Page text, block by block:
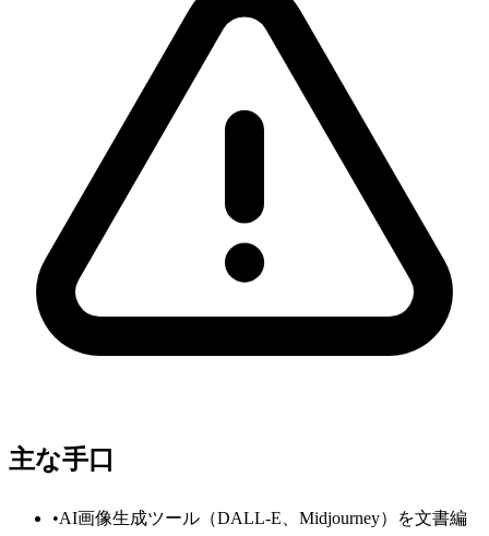
主な手口
•AI画像生成ツール（DALL-E、Midjourney）を文書編